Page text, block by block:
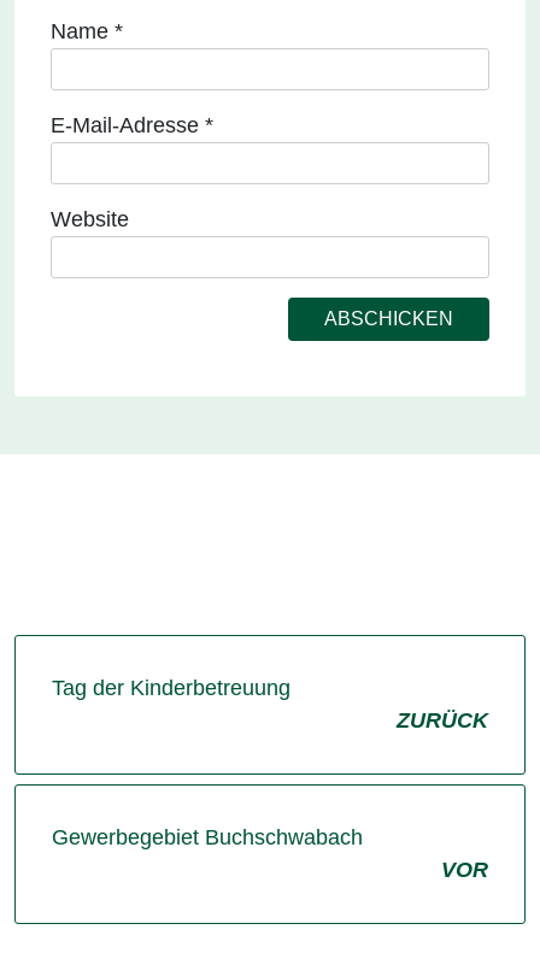
Name *
E-Mail-Adresse *
Website
Tag der Kinderbetreuung
ZURÜCK
Gewerbegebiet Buchschwabach
VOR